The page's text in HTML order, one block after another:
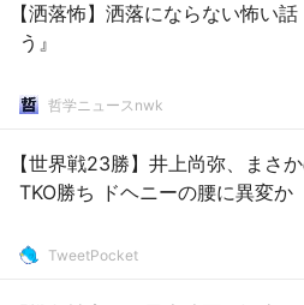
【洒落怖】洒落にならない怖い
う』
哲学ニュースnwk
【世界戦23勝】井上尚弥、まさ
TKO勝ち ドヘニーの腰に異変か
TweetPocket